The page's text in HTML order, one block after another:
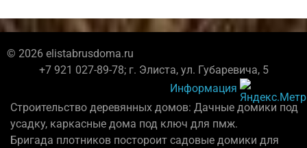
© 2026 elistabrusdoma.ru
+7 921 027-89-78; г. Элиста, ул. Губаревича, 5
Информация
Строительство деревянных домов: Дачные домики под
усадку, каркасные дома под ключ для пмж.
Бригада плотников постороит садовые домики для